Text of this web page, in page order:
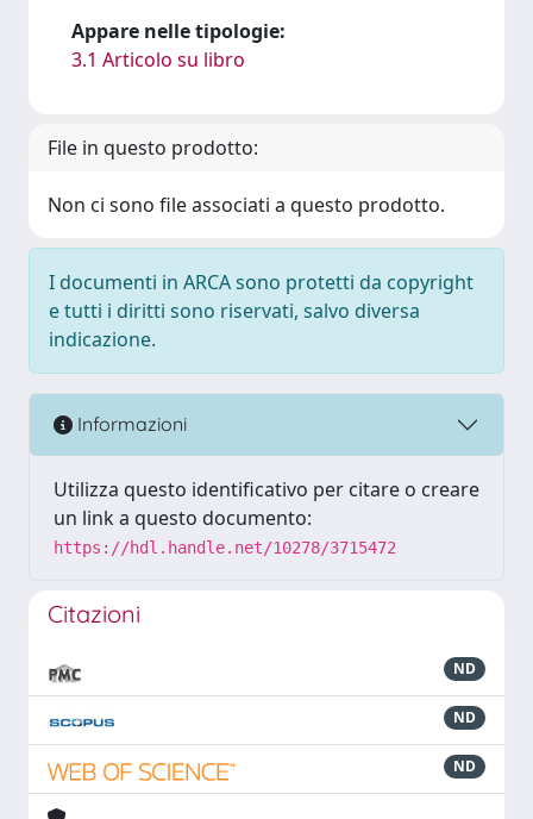
Appare nelle tipologie:
3.1 Articolo su libro
File in questo prodotto:
Non ci sono file associati a questo prodotto.
I documenti in ARCA sono protetti da copyright
e tutti i diritti sono riservati, salvo diversa
indicazione.
Informazioni
Utilizza questo identificativo per citare o creare
un link a questo documento:
https://hdl.handle.net/10278/3715472
Citazioni
ND
ND
ND